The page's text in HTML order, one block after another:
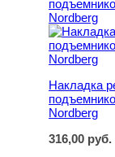
Накладка
Nordberg
316,00 руб.